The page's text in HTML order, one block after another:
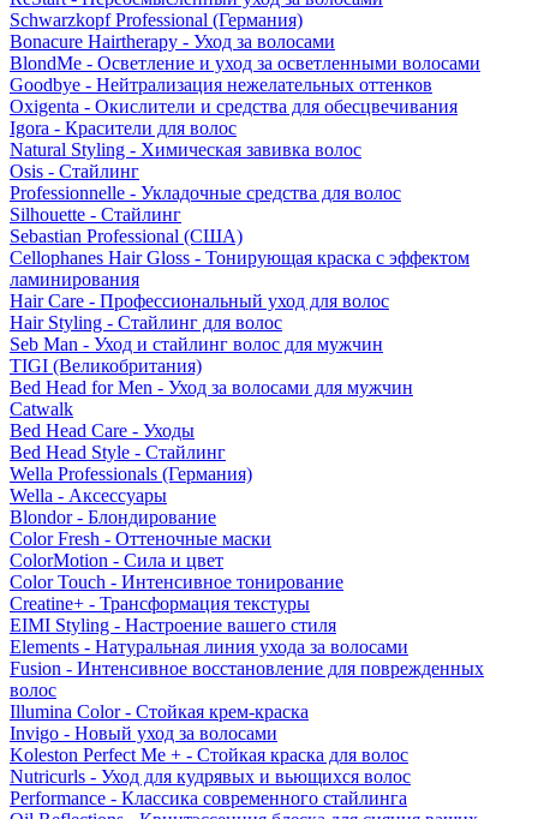
Schwarzkopf Professional (Германия)
Bonacure Hairtherapy - Уход за волосами
BlondMe - Осветление и уход за осветленными волосами
Goodbye - Нейтрализация нежелательных оттенков
Oxigenta - Окислители и средства для обесцвечивания
Igora - Красители для волос
Natural Styling - Химическая завивка волос
Osis - Стайлинг
Professionnelle - Укладочные средства для волос
Silhouette - Стайлинг
Sebastian Professional (США)
Cellophanes Hair Gloss - Тонирующая краска с эффектом
ламинирования
Hair Care - Профессиональный уход для волос
Hair Styling - Стайлинг для волос
Seb Man - Уход и стайлинг волос для мужчин
TIGI (Великобритания)
Bed Head for Men - Уход за волосами для мужчин
Catwalk
Bed Head Care - Уходы
Bed Head Style - Стайлинг
Wella Professionals (Германия)
Wella - Аксессуары
Blondor - Блондирование
Color Fresh - Оттеночные маски
ColorMotion - Сила и цвет
Color Touch - Интенсивное тонирование
Creatine+ - Трансформация текстуры
EIMI Styling - Настроение вашего стиля
Elements - Натуральная линия ухода за волосами
Fusion - Интенсивное восстановление для поврежденных
волос
Illumina Color - Стойкая крем-краска
Invigo - Новый уход за волосами
Koleston Perfect Me + - Стойкая краска для волос
Nutricurls - Уход для кудрявых и вьющихся волос
Performance - Классика современного стайлинга